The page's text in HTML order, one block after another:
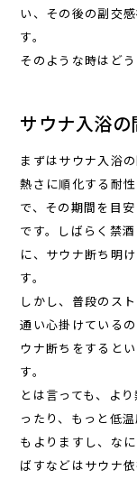
い、その後の副交
す。
そのような時はど
サウナ入浴の
まずはサウナ入浴
熱さに順化する耐
で、その期間を目
です。しばらく禁
に、サウナ断ち明
す。
しかし、普段のス
通い心掛けている
ウナ断ちをすると
す。
とは言っても、よ
ったり、もっと低
もよりますし、な
ばすなどはサウナ